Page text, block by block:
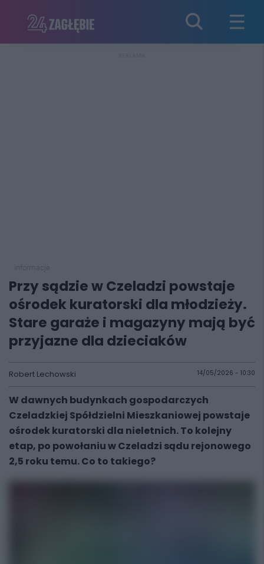
Przy sądzie w Czeladzi powstaje
ośrodek kuratorski dla młodzieży.
Stare garaże i magazyny mają być
przyjazne dla dzieciaków
Robert Lechowski 14/05/2026 - 10:30
W dawnych budynkach gospodarczych
Czeladzkiej Spółdzielni Mieszkaniowej powstaje
ośrodek kuratorski dla nieletnich. To kolejny
etap, po powołaniu w Czeladzi sądu rejonowego
2,5 roku temu. Co to takiego?